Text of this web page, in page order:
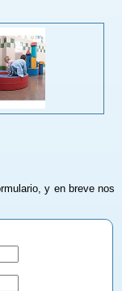
y en breve nos